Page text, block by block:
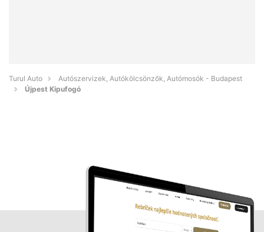
Turul Auto
Autószervizek, Autókölcsönzők, Autómosók - Budapest
Újpest Kipufogó